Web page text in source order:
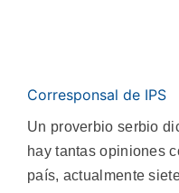
Corresponsal de IPS
Un proverbio serbio
hay tantas opiniones
país, actualmente